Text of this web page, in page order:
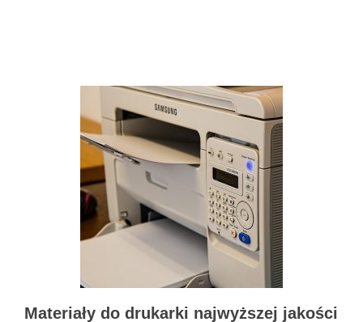
Materiały do drukarki najwyższej jakości